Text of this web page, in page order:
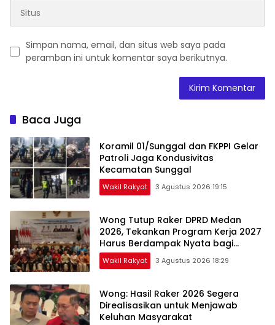
Simpan nama, email, dan situs web saya pada
peramban ini untuk komentar saya berikutnya.
Baca Juga
Koramil 01/Sunggal dan FKPPI Gelar
Patroli Jaga Kondusivitas
Kecamatan Sunggal
Wakil Rakyat 3 Agustus 2026 19:15
Wong Tutup Raker DPRD Medan
2026, Tekankan Program Kerja 2027
Harus Berdampak Nyata bagi
Masyarakat
Wakil Rakyat 3 Agustus 2026 18:29
Wong: Hasil Raker 2026 Segera
Direalisasikan untuk Menjawab
Keluhan Masyarakat